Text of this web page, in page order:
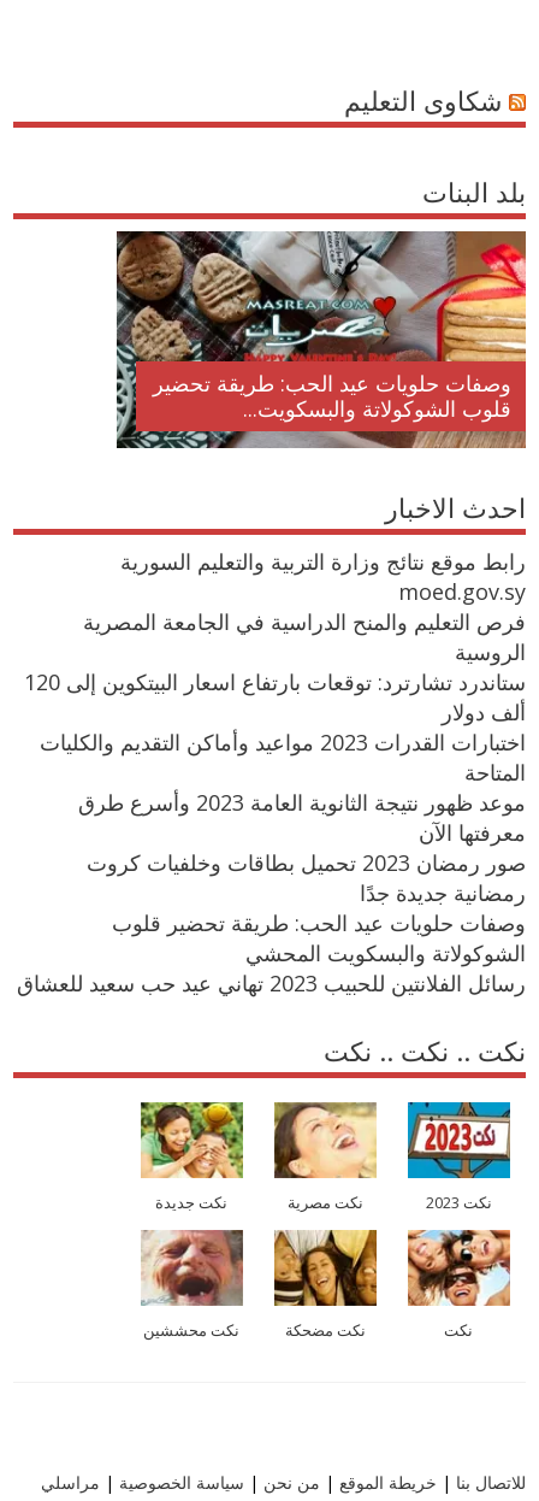
شكاوى التعليم
بلد البنات
وصفات حلويات عيد الحب: طريقة تحضير
قلوب الشوكولاتة والبسكويت...
احدث الاخبار
رابط موقع نتائج وزارة التربية والتعليم السورية
moed.gov.sy
فرص التعليم والمنح الدراسية في الجامعة المصرية
الروسية
ستاندرد تشارترد: توقعات بارتفاع اسعار البيتكوين إلى 120
ألف دولار
اختبارات القدرات 2023 مواعيد وأماكن التقديم والكليات
المتاحة
موعد ظهور نتيجة الثانوية العامة 2023 وأسرع طرق
معرفتها الآن
صور رمضان 2023 تحميل بطاقات وخلفيات كروت
رمضانية جديدة جدًا
وصفات حلويات عيد الحب: طريقة تحضير قلوب
الشوكولاتة والبسكويت المحشي
رسائل الفلانتين للحبيب 2023 تهاني عيد حب سعيد للعشاق
نكت .. نكت .. نكت
نكت 2023 نكت مصرية نكت جديدة
نكت نكت مضحكة نكت محششين
للاتصال بنا | خريطة الموقع | من نحن | سياسة الخصوصية | مراسلي